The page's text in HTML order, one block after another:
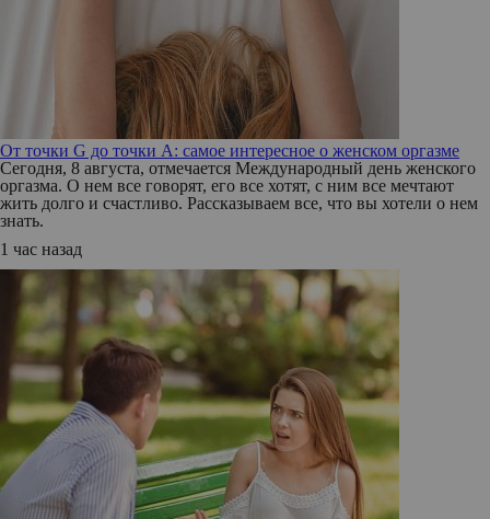
От точки G до точки A: самое интересное о женском оргазме
Сегодня, 8 августа, отмечается Международный день женского
оргазма. О нем все говорят, его все хотят, с ним все мечтают
жить долго и счастливо. Рассказываем все, что вы хотели о нем
знать.
1 час назад